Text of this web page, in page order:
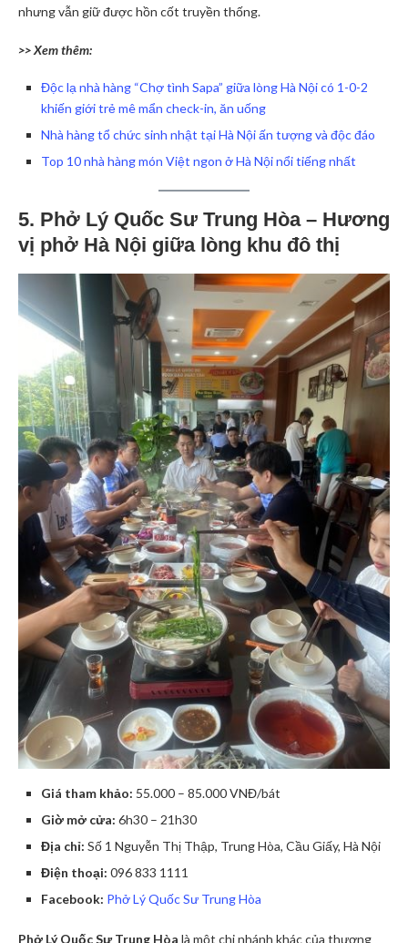
nhưng vẫn giữ được hồn cốt truyền thống.
>> Xem thêm:
Độc lạ nhà hàng “Chợ tình Sapa” giữa lòng Hà Nội có 1-0-2
khiến giới trẻ mê mẩn check-in, ăn uống
Nhà hàng tổ chức sinh nhật tại Hà Nội ấn tượng và độc đáo
Top 10 nhà hàng món Việt ngon ở Hà Nội nổi tiếng nhất
5. Phở Lý Quốc Sư Trung Hòa – Hương
vị phở Hà Nội giữa lòng khu đô thị
Giá tham khảo: 55.000 – 85.000 VNĐ/bát
Giờ mở cửa: 6h30 – 21h30
Địa chỉ: Số 1 Nguyễn Thị Thập, Trung Hòa, Cầu Giấy, Hà Nội
Điện thoại: 096 833 1111
Facebook: Phở Lý Quốc Sư Trung Hòa
Phở Lý Quốc Sư Trung Hòa là một chi nhánh khác của thương